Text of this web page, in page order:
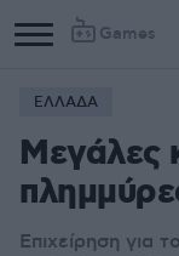
Games
ΕΛΛΑΔΑ
Μεγάλες
Eπιχείρηση για